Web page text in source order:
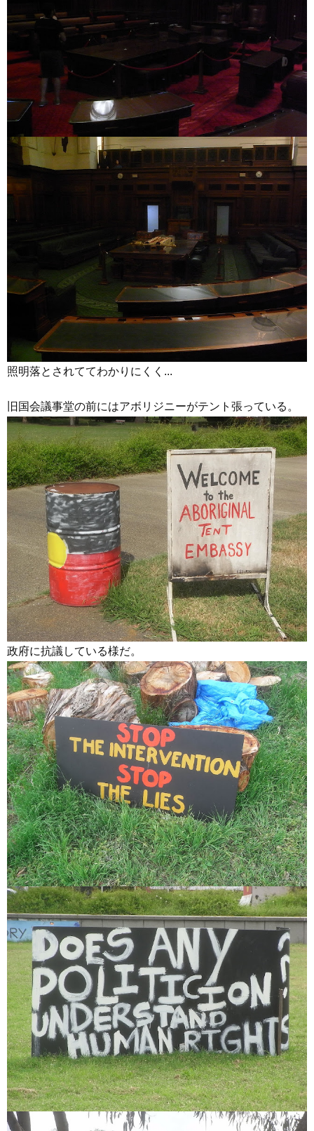
照明落とされててわかりにくく...
旧国会議事堂の前にはアボリジニーがテント張っている。
政府に抗議している様だ。